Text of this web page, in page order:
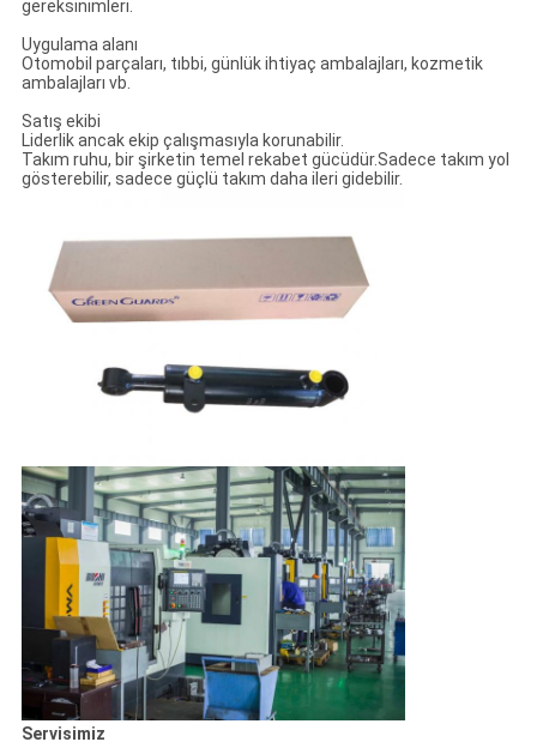
gereksinimleri.
Uygulama alanı
Otomobil parçaları, tıbbi, günlük ihtiyaç ambalajları, kozmetik
ambalajları vb.
Satış ekibi
Liderlik ancak ekip çalışmasıyla korunabilir.
Takım ruhu, bir şirketin temel rekabet gücüdür.Sadece takım yol
gösterebilir, sadece güçlü takım daha ileri gidebilir.
Servisimiz